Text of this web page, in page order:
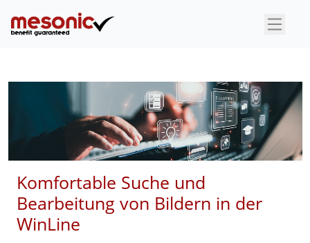
×
Komfortable Suche und
Bearbeitung von Bildern in der
WinLine